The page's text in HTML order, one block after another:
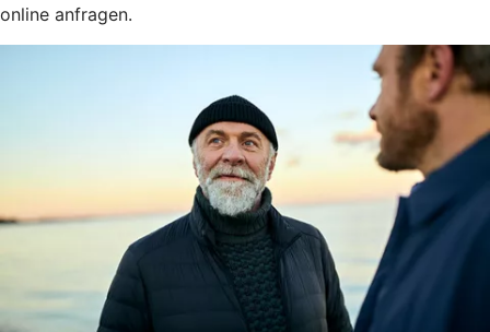
online anfragen.